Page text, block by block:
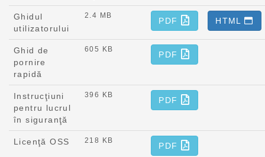
Ghidul
utilizatorului
2.4 MB
PDF HTML
Ghid de
pornire
rapidă
605 KB
PDF
Instrucţiuni
pentru lucrul
în siguranţă
396 KB
PDF
Licenţă OSS 218 KB
PDF